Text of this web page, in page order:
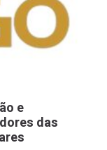
e
das